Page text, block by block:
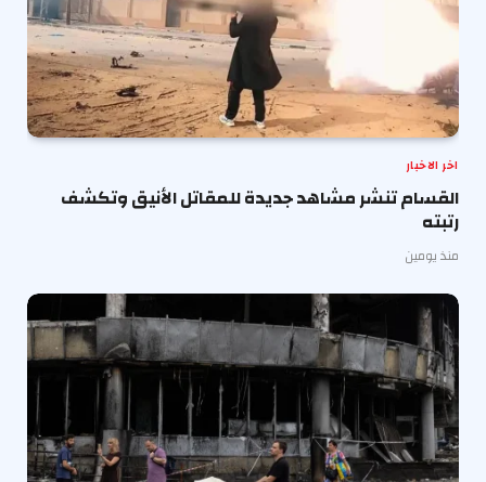
اخر الاخبار
القسام تنشر مشاهد جديدة للمقاتل الأنيق وتكشف
رتبته
منذ يومين